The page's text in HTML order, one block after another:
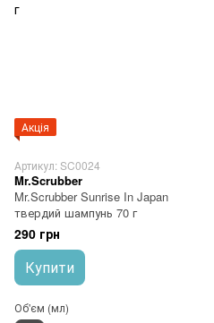
Акція
Артикул: SC0024
Mr.Scrubber
Mr.Scrubber Sunrise In Japan
твердий шампунь 70 г
290 грн
Купити
Об'єм (мл)